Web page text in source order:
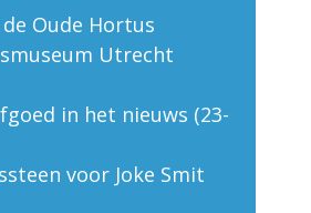
Oude Hortus
Utrecht
in het nieuws (23-
voor Joke Smit